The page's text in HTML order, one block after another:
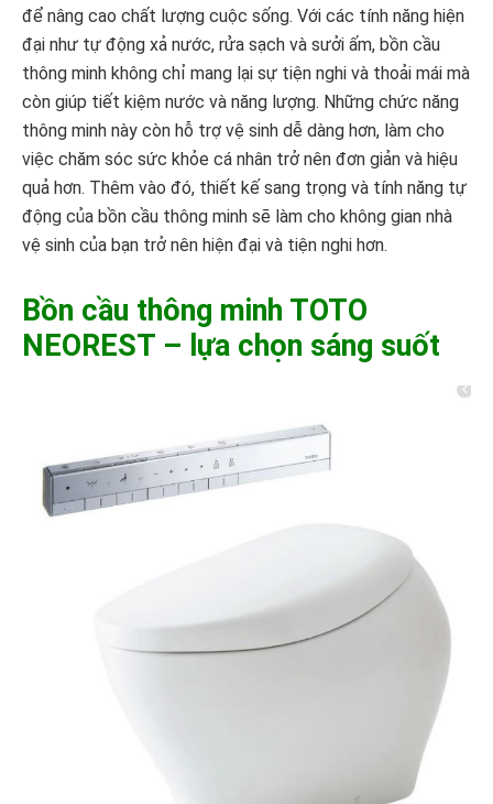
để nâng cao chất lượng cuộc sống. Với các tính năng hiện
đại như tự động xả nước, rửa sạch và sưởi ấm, bồn cầu
thông minh không chỉ mang lại sự tiện nghi và thoải mái mà
còn giúp tiết kiệm nước và năng lượng. Những chức năng
thông minh này còn hỗ trợ vệ sinh dễ dàng hơn, làm cho
việc chăm sóc sức khỏe cá nhân trở nên đơn giản và hiệu
quả hơn. Thêm vào đó, thiết kế sang trọng và tính năng tự
động của bồn cầu thông minh sẽ làm cho không gian nhà
vệ sinh của bạn trở nên hiện đại và tiện nghi hơn.
Bồn cầu thông minh TOTO
NEOREST – lựa chọn sáng suốt